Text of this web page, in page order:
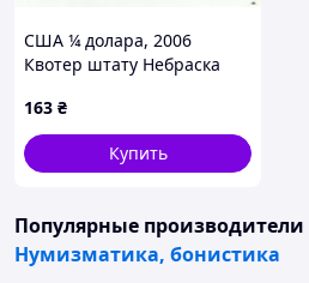
США ¼ долара, 2006
Квотер штату Небраска
163 ₴
Купить
Популярные производители
Нумизматика, бонистика